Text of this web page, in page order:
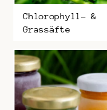
Chlorophyll- &
Grassäfte